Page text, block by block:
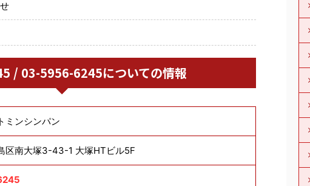
/ 03-5956-6245についての情報
ミンシンパン
区南大塚3-43-1 大塚HTビル5F